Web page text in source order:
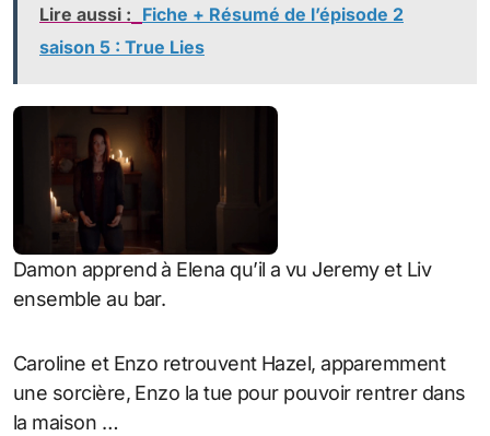
Lire aussi : Fiche + Résumé de l’épisode 2
saison 5 : True Lies
Damon apprend à Elena qu’il a vu Jeremy et Liv
ensemble au bar.
Caroline et Enzo retrouvent Hazel, apparemment
une sorcière, Enzo la tue pour pouvoir rentrer dans
la maison …